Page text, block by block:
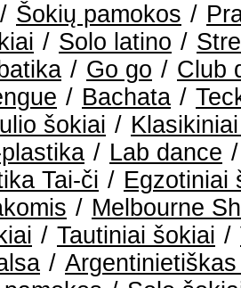
/ Šokių pamokos /
/ Solo latino /
/ Go go / Club
/ Bachata /
šokiai /
/ Lab dance
Tai-či / Egzotiniai
/ Melbourne
/ Tautiniai šokiai /
/